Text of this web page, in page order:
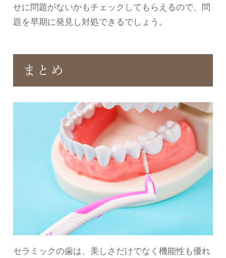
せに問題がないかもチェックしてもらえるので、問
題を早期に発見し対処できるでしょう。
まとめ
セラミックの歯は、美しさだけでなく機能性も優れ